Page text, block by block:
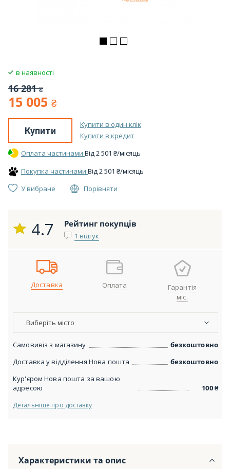
в наявності
16 281 ₴
15 005 ₴
Купити
Купити в один клік
Купити в кредит
Оплата частинами Вiд2 501 ₴/місяць
Покупка частинами Вiд2 501 ₴/місяць
У вибране
Порівняти
4.7 Рейтинг покупців
1 відгук
Доставка Оплата
Гарантія
міс.
Виберіть місто
Самовивіз з магазину
безкоштовно
Доставка у відділення Нова пошта
безкоштовно
Кур'єром Нова пошта за вашою
адресою
100₴
Детальніше про доставку
Характеристики та опис